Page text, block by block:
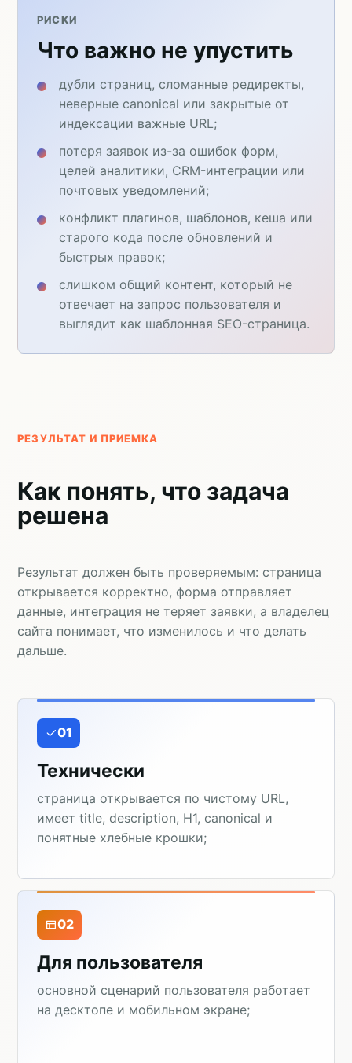
РИСКИ
Что важно не упустить
дубли страниц, сломанные редиректы,
неверные canonical или закрытые от
индексации важные URL;
потеря заявок из-за ошибок форм,
целей аналитики, CRM-интеграции или
почтовых уведомлений;
конфликт плагинов, шаблонов, кеша или
старого кода после обновлений и
быстрых правок;
слишком общий контент, который не
отвечает на запрос пользователя и
выглядит как шаблонная SEO-страница.
РЕЗУЛЬТАТ И ПРИЕМКА
Как понять, что задача
решена
Результат должен быть проверяемым: страница
открывается корректно, форма отправляет
данные, интеграция не теряет заявки, а владелец
сайта понимает, что изменилось и что делать
дальше.
01
Технически
страница открывается по чистому URL,
имеет title, description, H1, canonical и
понятные хлебные крошки;
02
Для пользователя
основной сценарий пользователя работает
на десктопе и мобильном экране;